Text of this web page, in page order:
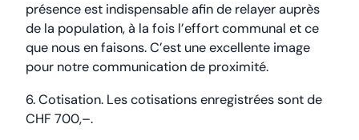
présence est indispensable afin de relayer auprès
de la population, à la fois l’effort communal et ce
que nous en faisons. C’est une excellente image
pour notre communication de proximité.
6. Cotisation. Les cotisations enregistrées sont de
CHF 700,–.